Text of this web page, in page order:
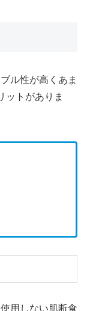
ル性が高くあま
ットがありま
用しない肌断食